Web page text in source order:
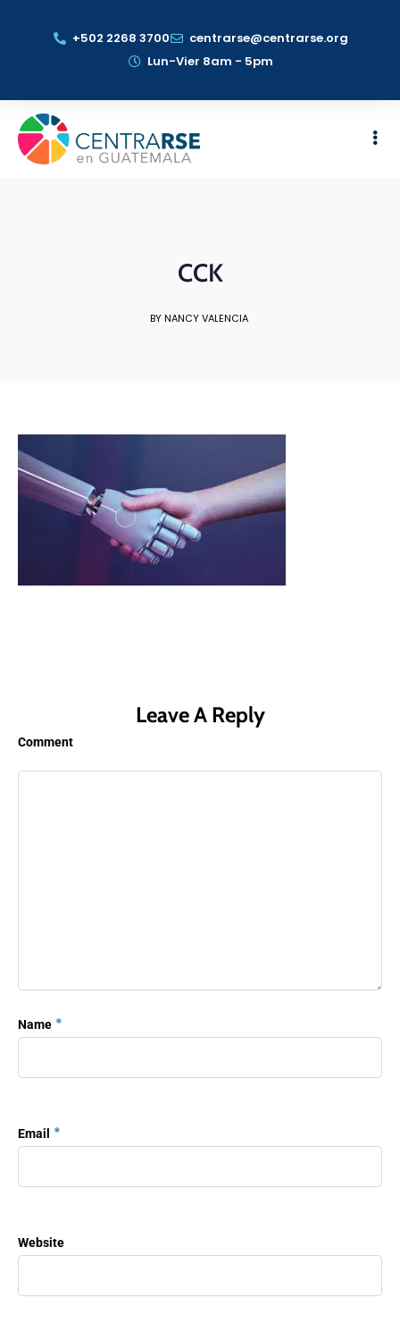
+502 2268 3700
centrarse@centrarse.org
Lun-Vier 8am - 5pm
CCK
BY NANCY VALENCIA
Leave A Reply
Comment
Name *
Email *
Website